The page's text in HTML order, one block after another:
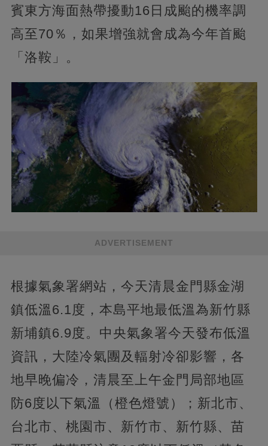
賓東方海面熱帶擾動16日成颱的機率調
高至70％，如果增強就會成為今年首颱
「洛鞍」。
ADVERTISEMENT
根據氣象署網站，今天清晨金門縣金湖
鎮低溫6.1度，本島平地最低溫為新竹縣
新埔鎮6.9度。中央氣象署今天發布低溫
資訊，大陸冷氣團及輻射冷卻影響，各
地早晚偏冷，清晨至上午金門局部地區
防6度以下氣溫（橙色燈號）；新北市、
台北市、桃園市、新竹市、新竹縣、苗